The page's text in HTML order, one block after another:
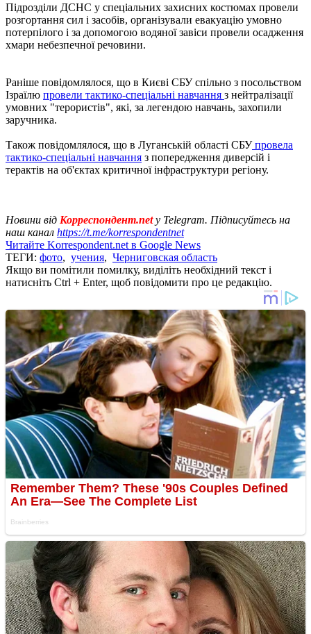
Підрозділи ДСНС у спеціальних захисних костюмах провели
розгортання сил і засобів, організували евакуацію умовно
потерпілого і за допомогою водяної завіси провели осадження
хмари небезпечної речовини.
Раніше повідомлялося, що в Києві СБУ спільно з посольством
Ізраїлю провели тактико-спеціальні навчання з нейтралізації
умовних "терористів", які, за легендою навчань, захопили
заручника.
Також повідомлялося, що в Луганській області СБУпровела
тактико-спеціальні навчання з попередження диверсій і
терактів на об'єктах критичної інфраструктури регіону.
Новини від Корреспондент.netу Telegram. Підписуйтесь на
наш канал https://t.me/korrespondentnet
Читайте Korrespondent.net в Google News
ТЕГИ: фото, учения, Черниговская область
Якщо ви помітили помилку, виділіть необхідний текст і
натисніть Ctrl + Enter, щоб повідомити про це редакцію.